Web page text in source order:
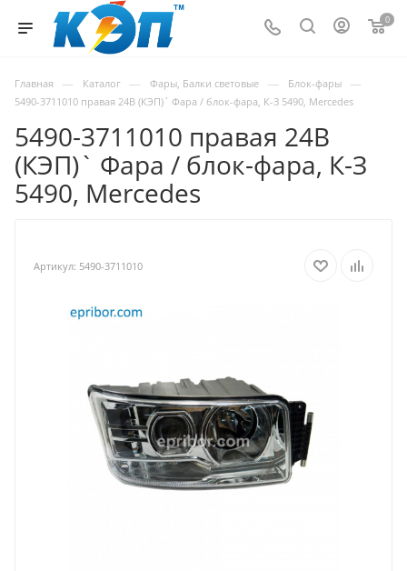
0
Главная — Каталог — Фары, Балки световые — Блок-фары —
5490-3711010 правая 24В (КЭП)` Фара / блок-фара, К-З 5490, Mercedes
5490-3711010 правая 24В
(КЭП)` Фара / блок-фара, К-З
5490, Mercedes
Артикул: 5490-3711010